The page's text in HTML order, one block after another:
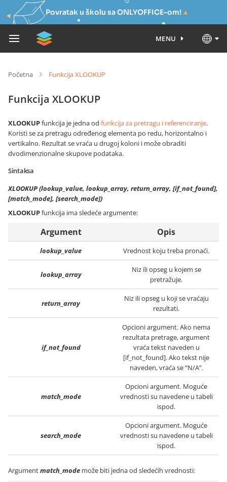
Povratak u školu sa ONLYOFFICE-om!
MENU
Početna Funkcija XLOOKUP
Funkcija XLOOKUP
XLOOKUPfunkcija je jedna od funkcija za pretragu i referenciranje.
Koristi se za pretragu određenog elementa po redu, horizontalno i
vertikalno. Rezultat se vraća u drugoj koloni i može obraditi
dvodimenzionalne skupove podataka.
Sintaksa
XLOOKUP (lookup_value, lookup_array, return_array, [if_not_found],
[match_mode], [search_mode])
XLOOKUPfunkcija ima sledeće argumente:
Argument Opis
lookup_value Vrednost koju treba pronaći.
lookup_array
Niz ili opseg u kojem se
pretražuje.
return_array
Niz ili opseg u koji se vraćaju
rezultati.
if_not_found
Opcioni argument. Ako nema
rezultata pretrage, argument
vraća tekst naveden u
[if_not_found]. Ako tekst nije
naveden, vraća se “N/A”.
match_mode
Opcioni argument. Moguće
vrednosti su navedene u tabeli
ispod.
search_mode
Opcioni argument. Moguće
vrednosti su navedene u tabeli
ispod.
Argumentmatch_mode može biti jedna od sledećih vrednosti: